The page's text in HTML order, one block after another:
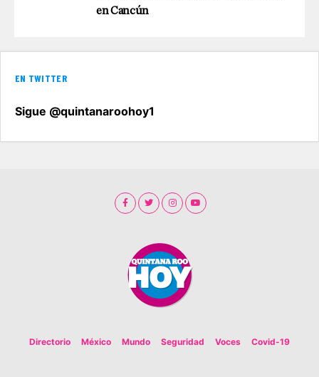
en Cancún
EN TWITTER
Sigue @quintanaroohoy1
Directorio México Mundo Seguridad Voces Covid-19